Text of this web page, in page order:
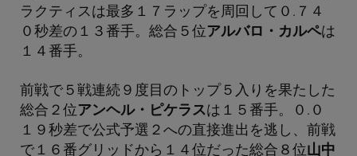
ラクティスは最多１７ラップを周回して０.７４
０秒差の１３番手。総合５位アルバロ・カルペは
１４番手。
前戦で５戦連続９度目のトップ５入りを果たした
総合２位アンヘル・ピケラスは１５番手。０.０
１９秒差で公式予選２への直接進出を逃し、前戦
で１６番グリッドから１４位だった総合８位山中